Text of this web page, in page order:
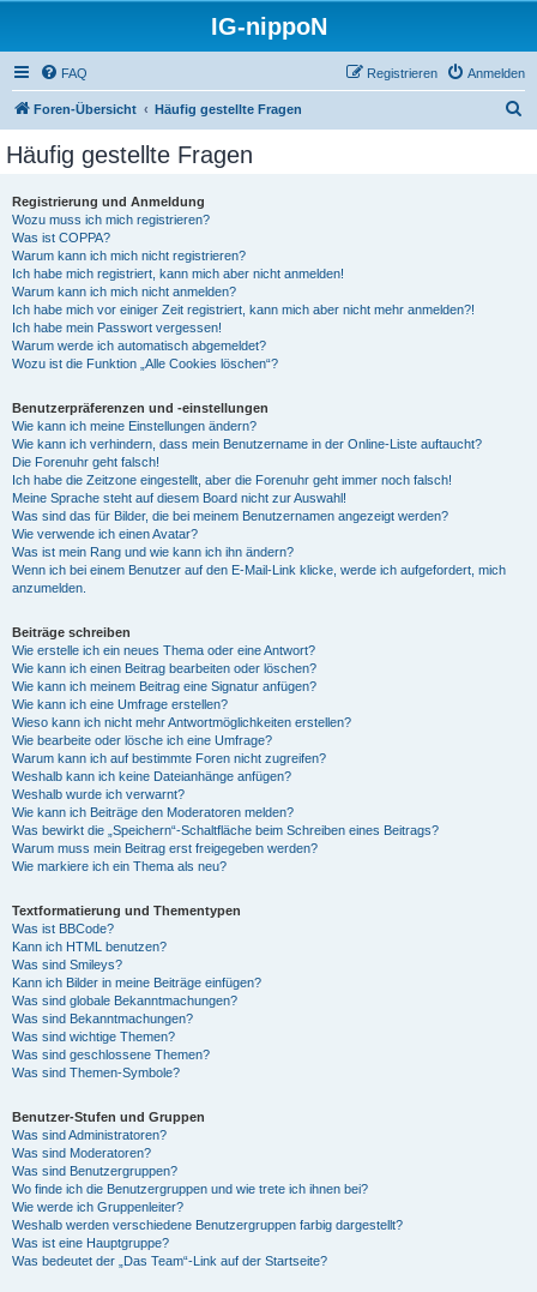
IG-nippoN
FAQ Anmelden
Registrieren
Foren-Übersicht Häufig gestellte Fragen
Häufig gestellte Fragen
Registrierung und Anmeldung
Wozu muss ich mich registrieren?
Was ist COPPA?
Warum kann ich mich nicht registrieren?
Ich habe mich registriert, kann mich aber nicht anmelden!
Warum kann ich mich nicht anmelden?
Ich habe mich vor einiger Zeit registriert, kann mich aber nicht mehr anmelden?!
Ich habe mein Passwort vergessen!
Warum werde ich automatisch abgemeldet?
Wozu ist die Funktion „Alle Cookies löschen“?
Benutzerpräferenzen und -einstellungen
Wie kann ich meine Einstellungen ändern?
Wie kann ich verhindern, dass mein Benutzername in der Online-Liste auftaucht?
Die Forenuhr geht falsch!
Ich habe die Zeitzone eingestellt, aber die Forenuhr geht immer noch falsch!
Meine Sprache steht auf diesem Board nicht zur Auswahl!
Was sind das für Bilder, die bei meinem Benutzernamen angezeigt werden?
Wie verwende ich einen Avatar?
Was ist mein Rang und wie kann ich ihn ändern?
Wenn ich bei einem Benutzer auf den E-Mail-Link klicke, werde ich aufgefordert, mich
anzumelden.
Beiträge schreiben
Wie erstelle ich ein neues Thema oder eine Antwort?
Wie kann ich einen Beitrag bearbeiten oder löschen?
Wie kann ich meinem Beitrag eine Signatur anfügen?
Wie kann ich eine Umfrage erstellen?
Wieso kann ich nicht mehr Antwortmöglichkeiten erstellen?
Wie bearbeite oder lösche ich eine Umfrage?
Warum kann ich auf bestimmte Foren nicht zugreifen?
Weshalb kann ich keine Dateianhänge anfügen?
Weshalb wurde ich verwarnt?
Wie kann ich Beiträge den Moderatoren melden?
Was bewirkt die „Speichern“-Schaltfläche beim Schreiben eines Beitrags?
Warum muss mein Beitrag erst freigegeben werden?
Wie markiere ich ein Thema als neu?
Textformatierung und Thementypen
Was ist BBCode?
Kann ich HTML benutzen?
Was sind Smileys?
Kann ich Bilder in meine Beiträge einfügen?
Was sind globale Bekanntmachungen?
Was sind Bekanntmachungen?
Was sind wichtige Themen?
Was sind geschlossene Themen?
Was sind Themen-Symbole?
Benutzer-Stufen und Gruppen
Was sind Administratoren?
Was sind Moderatoren?
Was sind Benutzergruppen?
Wo finde ich die Benutzergruppen und wie trete ich ihnen bei?
Wie werde ich Gruppenleiter?
Weshalb werden verschiedene Benutzergruppen farbig dargestellt?
Was ist eine Hauptgruppe?
Was bedeutet der „Das Team“-Link auf der Startseite?